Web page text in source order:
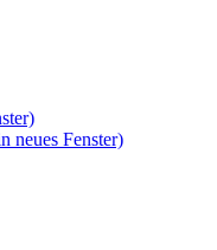
neues Fenster)